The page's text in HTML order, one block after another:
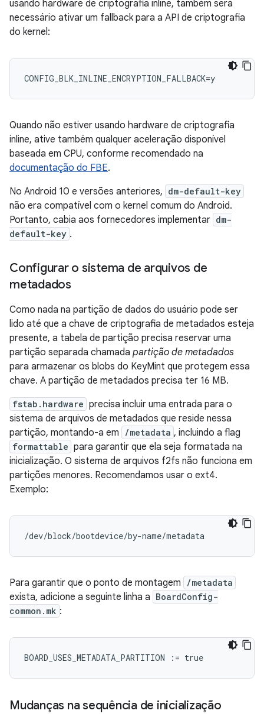
usando hardware de criptografia inline, também será
necessário ativar um fallback para a API de criptografia
do kernel:
Quando não estiver usando hardware de criptografia
inline, ative também qualquer aceleração disponível
baseada em CPU, conforme recomendado na
documentação do FBE.
No Android 10 e versões anteriores, dm-default-key
não era compatível com o kernel comum do Android.
Portanto, cabia aos fornecedores implementar dm-
default-key .
Configurar o sistema de arquivos de
metadados
Como nada na partição de dados do usuário pode ser
lido até que a chave de criptografia de metadados esteja
presente, a tabela de partição precisa reservar uma
partição separada chamada partição de metadados
para armazenar os blobs do KeyMint que protegem essa
chave. A partição de metadados precisa ter 16 MB.
fstab.hardware precisa incluir uma entrada para o
sistema de arquivos de metadados que reside nessa
partição, montando-a em
/metadata , incluindo a flag
formattable para garantir que ela seja formatada na
inicialização. O sistema de arquivos f2fs não funciona em
partições menores. Recomendamos usar o ext4.
Exemplo:
/dev/block/bootdevice/by-name/metadata
Para garantir que o ponto de montagem /metadata
exista, adicione a seguinte linha a BoardConfig-
common.mk :
BOARD_USES_METADATA_PARTITION := true
Mudanças na sequência de inicialização